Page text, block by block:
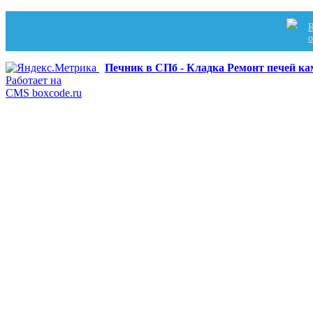
Печник в СПб - Кладка Ремонт печей
Работает на
CMS boxcode.ru